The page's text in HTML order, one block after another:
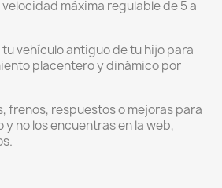
máxima regulable de 5 a
vehículo antiguo de tu hijo para
placentero y dinámico por
frenos, respuestos o mejoras para
no los encuentras en la web,